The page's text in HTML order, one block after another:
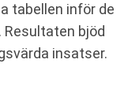
tabellen inför de
bjöd
insatser.